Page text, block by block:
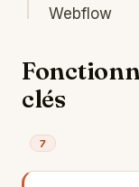
Webflow
clés
7